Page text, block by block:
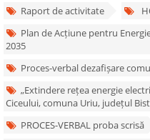
Raport de activitate
Plan de Acțiune pentru
2035
Proces-verbal dezafișare
„Extindere rețea energie
Ciceului, comuna Uriu, județul
PROCES-VERBAL proba scrisă